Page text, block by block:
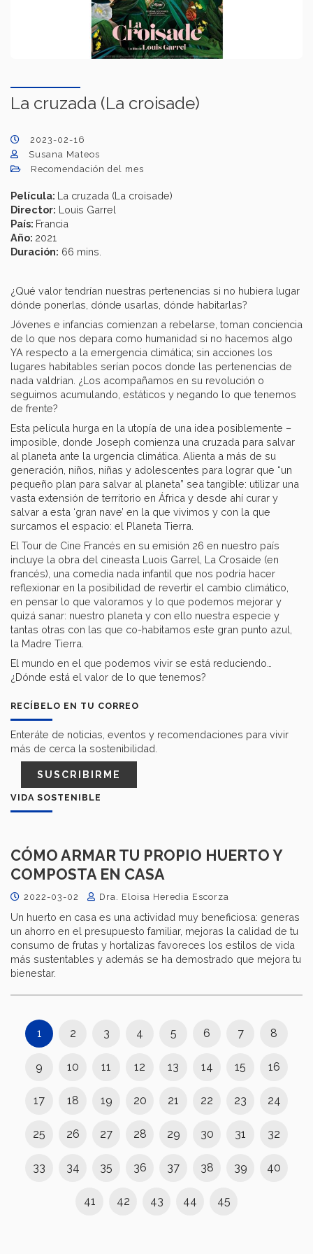
La cruzada (La croisade)
2023-02-16
Susana Mateos
Recomendación del mes
Película: La cruzada (La croisade)
Director: Louis Garrel
País: Francia
Año: 2021
Duración: 66 mins.
¿Qué valor tendrían nuestras pertenencias si no hubiera lugar
dónde ponerlas, dónde usarlas, dónde habitarlas?
Jóvenes e infancias comienzan a rebelarse, toman conciencia
de lo que nos depara como humanidad si no hacemos algo
YA respecto a la emergencia climática; sin acciones los
lugares habitables serían pocos donde las pertenencias de
nada valdrían. ¿Los acompañamos en su revolución o
seguimos acumulando, estáticos y negando lo que tenemos
de frente?
Esta película hurga en la utopía de una idea posiblemente –
imposible, donde Joseph comienza una cruzada para salvar
al planeta ante la urgencia climática. Alienta a más de su
generación, niños, niñas y adolescentes para lograr que “un
pequeño plan para salvar al planeta” sea tangible: utilizar una
vasta extensión de territorio en África y desde ahí curar y
salvar a esta ‘gran nave’ en la que vivimos y con la que
surcamos el espacio: el Planeta Tierra.
El Tour de Cine Francés en su emisión 26 en nuestro país
incluye la obra del cineasta Luois Garrel, La Crosaide (en
francés), una comedia nada infantil que nos podría hacer
reflexionar en la posibilidad de revertir el cambio climático,
en pensar lo que valoramos y lo que podemos mejorar y
quizá sanar: nuestro planeta y con ello nuestra especie y
tantas otras con las que co-habitamos este gran punto azul,
la Madre Tierra.
El mundo en el que podemos vivir se está reduciendo…
¿Dónde está el valor de lo que tenemos?
RECÍBELO EN TU CORREO
Enteráte de noticias, eventos y recomendaciones para vivir
más de cerca la sostenibilidad.
SUSCRIBIRME
VIDA SOSTENIBLE
CÓMO ARMAR TU PROPIO HUERTO Y
COMPOSTA EN CASA
2022-03-02 Dra. Eloisa Heredia Escorza
Un huerto en casa es una actividad muy beneficiosa: generas
un ahorro en el presupuesto familiar, mejoras la calidad de tu
consumo de frutas y hortalizas favoreces los estilos de vida
más sustentables y además se ha demostrado que mejora tu
bienestar.
1 2 3 4 5 6 7 8
9 10 11 12 13 14 15 16
17 18 19 20 21 22 23 24
25 26 27 28 29 30 31 32
33 34 35 36 37 38 39 40
41 42 43 44 45